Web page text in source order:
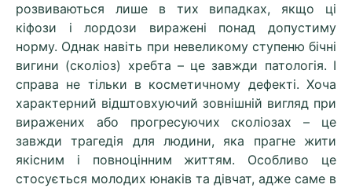
розвиваються лише в тих випадках, якщо ці
кіфози і лордози виражені понад допустиму
норму. Однак навіть при невеликому ступеню бічні
вигини (сколіоз) хребта – це завжди патологія. І
справа не тільки в косметичному дефекті. Хоча
характерний відштовхуючий зовнішній вигляд при
виражених або прогресуючих сколіозах – це
завжди трагедія для людини, яка прагне жити
якісним і повноцінним життям. Особливо це
стосується молодих юнаків та дівчат, адже саме в